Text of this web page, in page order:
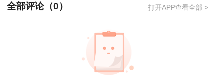
3.在成绩查询界面输入考生信息
全部评论（0） 打开APP查看全部 >